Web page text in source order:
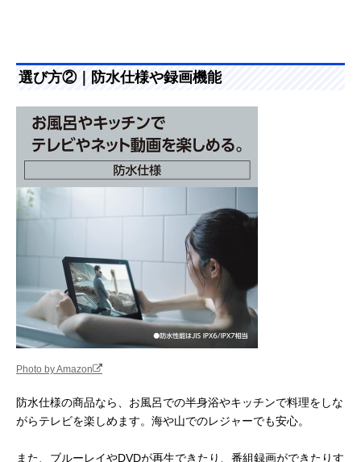
選び方②｜防水仕様や録画機能
Photo by Amazon
防水仕様の商品なら、お風呂での半身浴やキッチンで料理をしな
がらテレビを楽しめます。海や山でのレジャーでも安心。
また、ブルーレイやDVDが再生できたり、番組録画ができたりす